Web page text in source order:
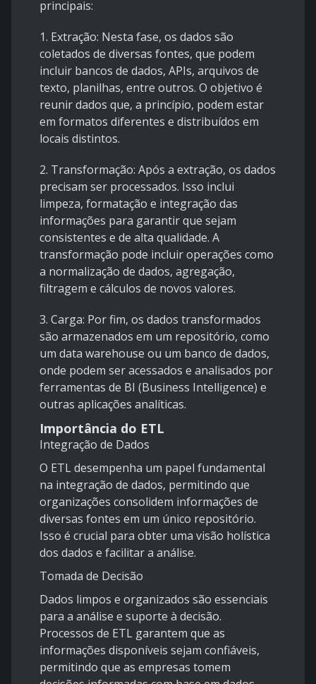
principais:
1. Extração: Nesta fase, os dados são
coletados de diversas fontes, que podem
incluir bancos de dados, APIs, arquivos de
texto, planilhas, entre outros. O objetivo é
reunir dados que, a princípio, podem estar
em formatos diferentes e distribuídos em
locais distintos.
2. Transformação: Após a extração, os dados
precisam ser processados. Isso inclui
limpeza, formatação e integração das
informações para garantir que sejam
consistentes e de alta qualidade. A
transformação pode incluir operações como
a normalização de dados, agregação,
filtragem e cálculos de novos valores.
3. Carga: Por fim, os dados transformados
são armazenados em um repositório, como
um data warehouse ou um banco de dados,
onde podem ser acessados e analisados por
ferramentas de BI (Business Intelligence) e
outras aplicações analíticas.
Importância do ETL
Integração de Dados
O ETL desempenha um papel fundamental
na integração de dados, permitindo que
organizações consolidem informações de
diversas fontes em um único repositório.
Isso é crucial para obter uma visão holística
dos dados e facilitar a análise.
Tomada de Decisão
Dados limpos e organizados são essenciais
para a análise e suporte à decisão.
Processos de ETL garantem que as
informações disponíveis sejam confiáveis,
permitindo que as empresas tomem